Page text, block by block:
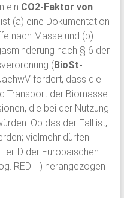
ein CO2-Faktor von
(a) eine Dokumentation
nach Masse und (b)
nach § 6 der
( BioSt-
fordert, dass die
Transport der Biomasse
die bei der Nutzung
Ob das der Fall ist,
vielmehr dürfen
D der Europäischen
RED II) herangezogen